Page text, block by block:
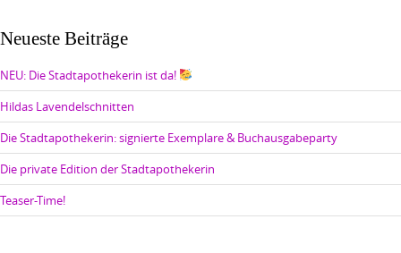
Neueste Beiträge
NEU: Die Stadtapothekerin ist da!
Hildas Lavendelschnitten
Die Stadtapothekerin: signierte Exemplare & Buchausgabeparty
Die private Edition der Stadtapothekerin
Teaser-Time!